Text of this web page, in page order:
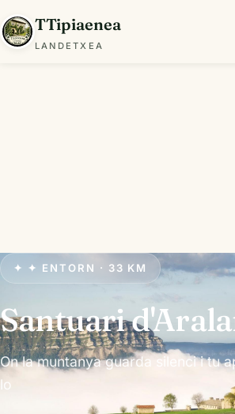
TTipiaenea
LANDETXEA
✦ ✦ ENTORN · 33 KM
Santuari
On la muntanya guarda silenci i tu
lo